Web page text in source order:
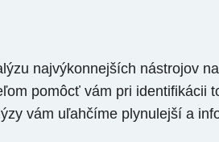
najvýkonnejších nástrojov
pomôcť vám pri
vám uľahčíme plynulejší a